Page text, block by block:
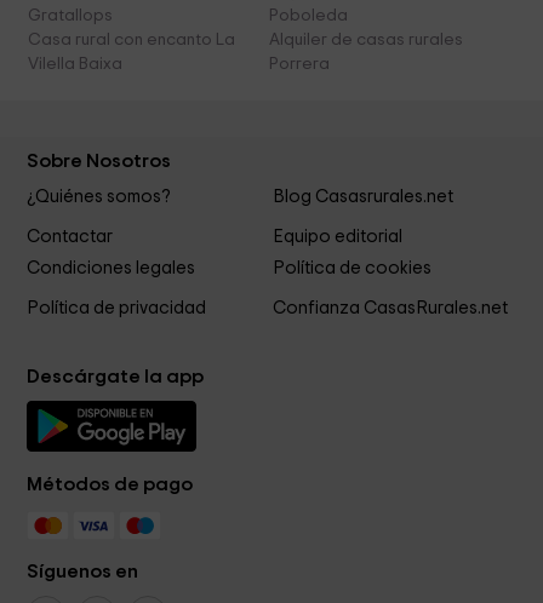
Gratallops
Poboleda
Casa rural con encanto La
Vilella Baixa
Alquiler de casas rurales
Porrera
Sobre Nosotros
¿Quiénes somos? Blog Casasrurales.net
Contactar
Equipo editorial
Condiciones legales
Política de cookies
Política de privacidad Confianza CasasRurales.net
Descárgate la app
Métodos de pago
Síguenos en